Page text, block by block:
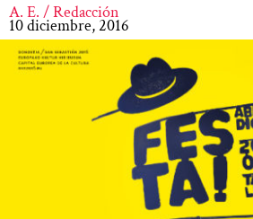
A. E. / Redacción
10 diciembre, 2016